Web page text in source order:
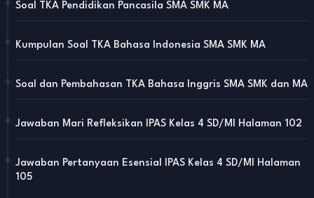
Soal TKA Pendidikan Pancasila SMA SMK MA
Kumpulan Soal TKA Bahasa Indonesia SMA SMK MA
Soal dan Pembahasan TKA Bahasa Inggris SMA SMK dan MA
Jawaban Mari Refleksikan IPAS Kelas 4 SD/MI Halaman 102
Jawaban Pertanyaan Esensial IPAS Kelas 4 SD/MI Halaman
105